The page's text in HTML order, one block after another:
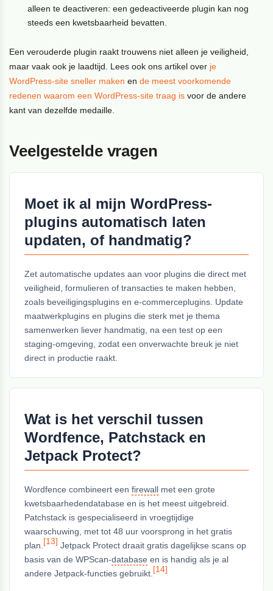
alleen te deactiveren: een gedeactiveerde plugin kan nog
steeds een kwetsbaarheid bevatten.
Een verouderde plugin raakt trouwens niet alleen je veiligheid,
maar vaak ook je laadtijd. Lees ook ons artikel over je
WordPress-site sneller maken ende meest voorkomende
redenen waarom een WordPress-site traag is voor de andere
kant van dezelfde medaille.
Veelgestelde vragen
Moet ik al mijn WordPress-
plugins automatisch laten
updaten, of handmatig?
Zet automatische updates aan voor plugins die direct met
veiligheid, formulieren of transacties te maken hebben,
zoals beveiligingsplugins en e-commerceplugins. Update
maatwerkplugins en plugins die sterk met je thema
samenwerken liever handmatig, na een test op een
staging-omgeving, zodat een onverwachte breuk je niet
direct in productie raakt.
Wat is het verschil tussen
Wordfence, Patchstack en
Jetpack Protect?
Wordfence combineert eenfirewall met een grote
kwetsbaarhedendatabase en is het meest uitgebreid.
Patchstack is gespecialiseerd in vroegtijdige
waarschuwing, met tot 48 uur voorsprong in het gratis
plan. [13] Jetpack Protect draait gratis dagelijkse scans op
basis van de WPScan-database en is handig als je al
andere Jetpack-functies gebruikt. [14]